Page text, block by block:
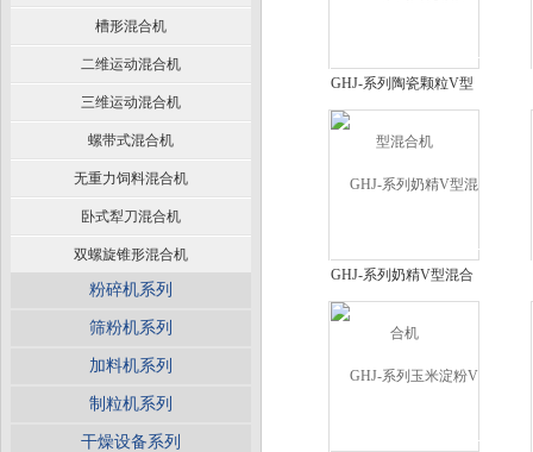
槽形混合机
二维运动混合机
三维运动混合机
螺带式混合机
无重力饲料混合机
卧式犁刀混合机
双螺旋锥形混合机
粉碎机系列
筛粉机系列
加料机系列
制粒机系列
干燥设备系列
GHJ-系列陶瓷颗粒V型
混合机
GHJ-系列奶精V型混合
机